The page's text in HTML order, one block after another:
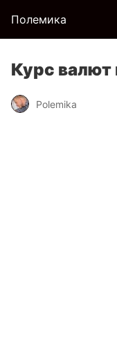
Полемика
Курс валют
Polemika